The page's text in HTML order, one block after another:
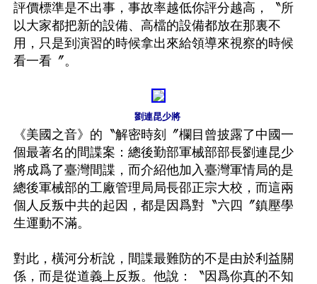
評價標準是不出事，事故率越低你評分越高，〝所
以大家都把新的設備、高檔的設備都放在那裏不
用，只是到演習的時候拿出來給領導來視察的時候
看一看〞。
劉連昆少將
《美國之音》的〝解密時刻〞欄目曾披露了中國一
個最著名的間諜案：總後勤部軍械部部長劉連昆少
將成爲了臺灣間諜，而介紹他加入臺灣軍情局的是
總後軍械部的工廠管理局局長邵正宗大校，而這兩
個人反叛中共的起因，都是因爲對〝六四〞鎮壓學
生運動不滿。
對此，橫河分析說，間諜最難防的不是由於利益關
係，而是從道義上反叛。他說：〝因爲你真的不知